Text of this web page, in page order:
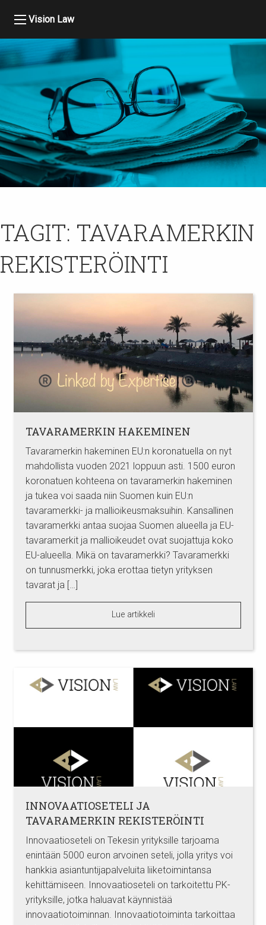
Vision Law
TAGIT: TAVARAMERKIN
REKISTERÖINTI
TAVARAMERKIN HAKEMINEN
Tavaramerkin hakeminen EU:n koronatuella on nyt
mahdollista vuoden 2021 loppuun asti. 1500 euron
koronatuen kohteena on tavaramerkin hakeminen
ja tukea voi saada niin Suomen kuin EU:n
tavaramerkki- ja mallioikeusmaksuihin. Kansallinen
tavaramerkki antaa suojaa Suomen alueella ja EU-
tavaramerkit ja mallioikeudet ovat suojattuja koko
EU-alueella. Mikä on tavaramerkki? Tavaramerkki
on tunnusmerkki, joka erottaa tietyn yrityksen
tavarat ja […]
Lue artikkeli
INNOVAATIOSETELI JA
TAVARAMERKIN REKISTERÖINTI
Innovaatioseteli on Tekesin yrityksille tarjoama
enintään 5000 euron arvoinen seteli, jolla yritys voi
hankkia asiantuntijapalveluita liiketoimintansa
kehittämiseen. Innovaatioseteli on tarkoitettu PK-
yrityksille, jotka haluavat käynnistää
innovaatiotoiminnan. Innovaatiotoiminta tarkoittaa